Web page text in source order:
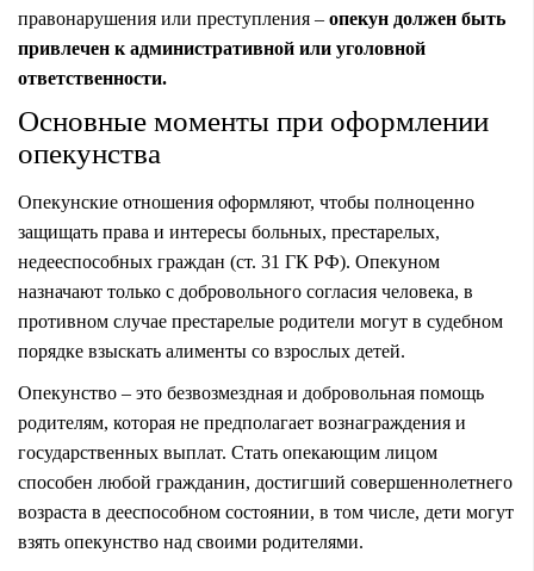
правонарушения или преступления – опекун должен быть
привлечен к административной или уголовной
ответственности.
Основные моменты при оформлении
опекунства
Опекунские отношения оформляют, чтобы полноценно
защищать права и интересы больных, престарелых,
недееспособных граждан (ст. 31 ГК РФ). Опекуном
назначают только с добровольного согласия человека, в
противном случае престарелые родители могут в судебном
порядке взыскать алименты со взрослых детей.
Опекунство – это безвозмездная и добровольная помощь
родителям, которая не предполагает вознаграждения и
государственных выплат. Стать опекающим лицом
способен любой гражданин, достигший совершеннолетнего
возраста в дееспособном состоянии, в том числе, дети могут
взять опекунство над своими родителями.